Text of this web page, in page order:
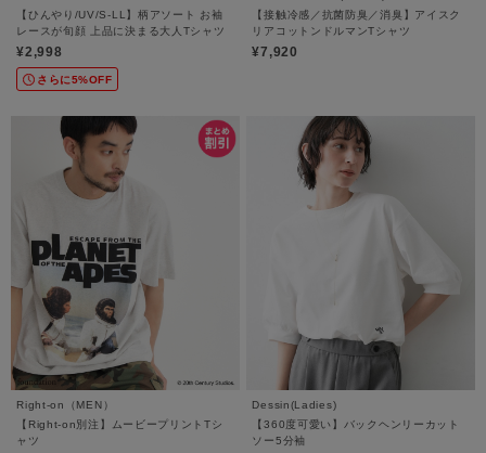
【ひんやり/UV/S-LL】柄アソート お袖
レースが旬顔 上品に決まる大人Tシャツ
¥2,998
さらに5%OFF
【接触冷感／抗菌防臭／消臭】アイスク
リアコットンドルマンTシャツ
¥7,920
Right-on（MEN）
【Right-on別注】ムービープリントTシ
ャツ
Dessin(Ladies)
【360度可愛い】バックヘンリーカット
ソー5分袖